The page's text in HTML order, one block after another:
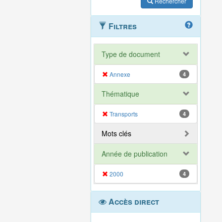
Filtres
Type de document
Annexe 4
Thématique
Transports 4
Mots clés
Année de publication
2000 4
Accès direct